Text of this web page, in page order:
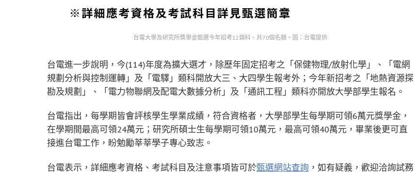
台電大學及研究所獎學金甄選今年招考12類科、共70個名額。圖：台電提供
台電進一步說明，今(114)年度為擴大選才，除歷年固定招考之「保健物理/放射化學」、「電網
規劃分析與控制運轉」及「電驛」類科開放大三、大四學生報考外；今年新招考之「地熱資源探
勘及規劃」、「電力物聯網及配電大數據分析」及「通訊工程」類科亦開放大學部學生報名。
台電指出，每學期皆會評核學生學業成績，符合資格者，大學部學生每學期可領6萬元獎學金，
在學期間最高可領24萬元；研究所碩士生每學期可領10萬元，最高可領40萬元，畢業後更可直
接進台電工作，盼勉勵莘莘學子專心致志。
台電表示，詳細應考資格、考試科目及注意事項皆可於甄選網站查詢 ，如有疑義，歡迎洽詢試務